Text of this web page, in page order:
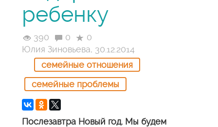
ребенку
390 0
0
Юлия Зиновьева, 30.12.2014
семейные отношения
семейные проблемы
Послезавтра Новый год. Мы будем